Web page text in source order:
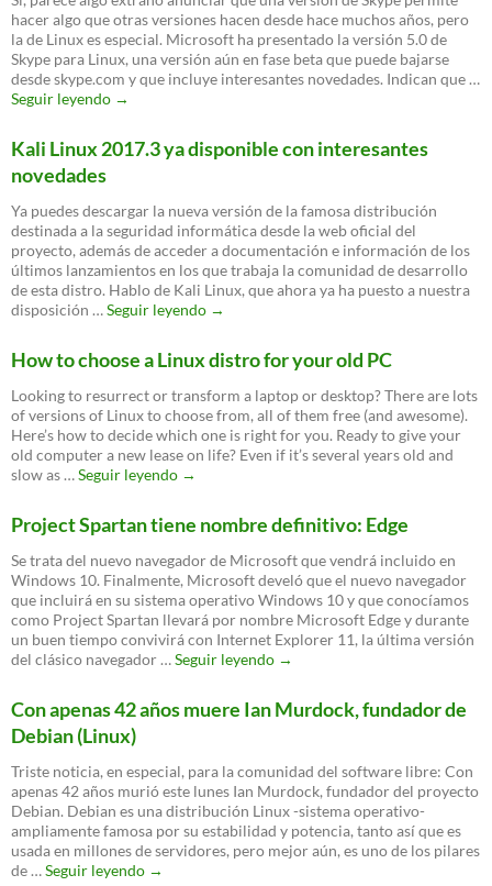
hacer algo que otras versiones hacen desde hace muchos años, pero
la de Linux es especial. Microsoft ha presentado la versión 5.0 de
Skype para Linux, una versión aún en fase beta que puede bajarse
desde skype.com y que incluye interesantes novedades. Indican que …
Seguir leyendo Skype
ya
en
vídeo
→
Kali Linux 2017.3 ya disponible con interesantes
novedades
Ya puedes descargar la nueva versión de la famosa distribución
destinada a la seguridad informática desde la web oficial del
proyecto, además de acceder a documentación e información de los
últimos lanzamientos en los que trabaja la comunidad de desarrollo
de esta distro. Hablo de Kali Linux, que ahora ya ha puesto a nuestra
disposición …Seguir leyendo Kali
ya
disponible
con
interesantes
novedades
→
How to choose a Linux distro for your old PC
Looking to resurrect or transform a laptop or desktop? There are lots
of versions of Linux to choose from, all of them free (and awesome).
Here’s how to decide which one is right for you. Ready to give your
old computer a new lease on life? Even if it’s several years old and
slow as …Seguir leyendo How
a
Linux
distro
for
your
old
PC
→
Project Spartan tiene nombre definitivo: Edge
Se trata del nuevo navegador de Microsoft que vendrá incluido en
Windows 10. Finalmente, Microsoft develó que el nuevo navegador
que incluirá en su sistema operativo Windows 10 y que conocíamos
como Project Spartan llevará por nombre Microsoft Edge y durante
un buen tiempo convivirá con Internet Explorer 11, la última versión
del clásico navegador …Seguir leyendo Project
nombre
→
Con apenas 42 años muere Ian Murdock, fundador de
Debian (Linux)
Triste noticia, en especial, para la comunidad del software libre: Con
apenas 42 años murió este lunes Ian Murdock, fundador del proyecto
Debian. Debian es una distribución Linux -sistema operativo-
ampliamente famosa por su estabilidad y potencia, tanto así que es
usada en millones de servidores, pero mejor aún, es uno de los pilares
de …Seguir leyendo Con
→